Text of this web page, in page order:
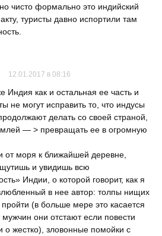
чисто формально это индийский
туристы давно испортили там
12.01.2017 в 08:16
Индия как и остальная ее часть и
не могут исправить то, что индусы
делать со своей страной,
— > превращать ее в огромную
от моря к ближайшей деревне,
и увидишь всю
Индии, о которой говорит, как я
в нее автор: толпы нищих
(в больше мере это касается
они отстают если повести
о жестко), зловонные помойки с